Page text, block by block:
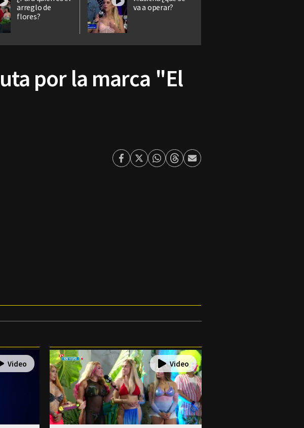
arreglo de
flores?
va a operar?
por la marca "El
Facebook
TwitterWhatsapp
ThreadsEnviar